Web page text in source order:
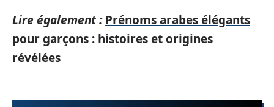
Lire également : Prénoms arabes élégants
pour garçons : histoires et origines
révélées